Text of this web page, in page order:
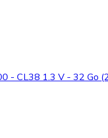
- CL38 1.3 V - 32 Go